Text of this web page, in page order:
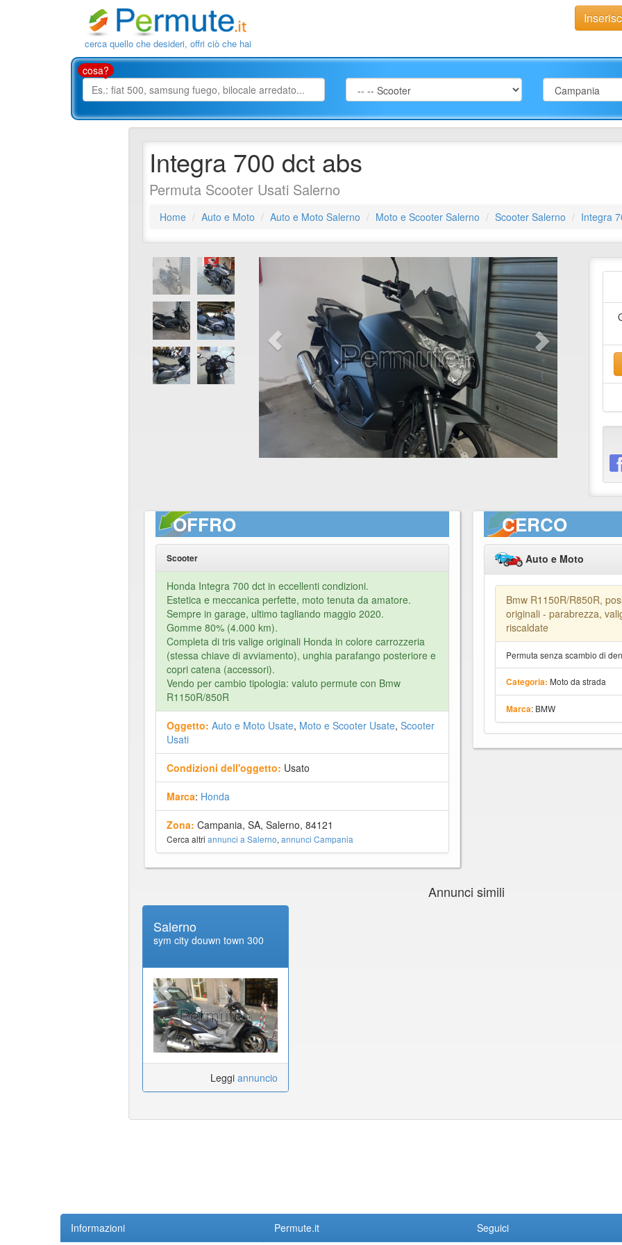
cerca quello che desideri, offri ciò che hai
cosa?
Integra 700 dct abs
Permuta Scooter Usati Salerno
Home Auto e Moto Auto e Moto Salerno Moto e Scooter Salerno Scooter Salerno Integra
OFFRO
Scooter
Honda Integra 700 dct in eccellenti condizioni.
Estetica e meccanica perfette, moto tenuta da amatore.
Sempre in garage, ultimo tagliando maggio 2020.
Gomme 80% (4.000 km).
Completa di tris valige originali Honda in colore carrozzeria
(stessa chiave di avviamento), unghia parafango posteriore e
copri catena (accessori).
Vendo per cambio tipologia: valuto permute con Bmw
R1150R/850R
Oggetto: Auto e Moto Usate, Moto e Scooter Usate, Scooter
Usati
Condizioni dell'oggetto: Usato
Marca: Honda
Zona: Campania, SA, Salerno, 84121
Cerca altri annunci a Salerno, annunci Campania
CERCO
Auto e Moto
Bmw R1150R/R850R,
originali - parabrezza,
riscaldate
Permuta senza scambio di
Categoria: Moto da strada
Marca: BMW
Annunci simili
Salerno
sym city douwn town 300
Leggi annuncio
Informazioni Permute.it Seguici